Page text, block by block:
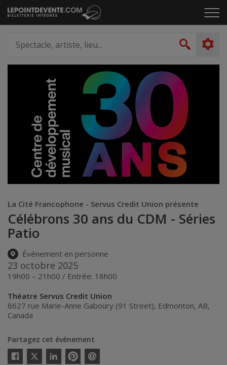
Passer
au
le
artiste,
lieu...
La Cité Francophone - Servus Credit Union présente
Célébrons 30 ans du CDM - Séries
Patio
Événement en personne
23 octobre 2025
19h00 – 21h00 / Entrée: 18h00
Théatre Servus Credit Union
8627 rue Marie-Anne Gaboury (91 Street), Edmonton, AB,
Canada
Partagez cet événement
Twitter